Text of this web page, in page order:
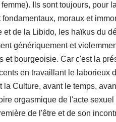
Ils sont toujours, pour
moraux et
et de la Libido, les haïkus du
génériquement et
et bourgeoisie. Car c'est la
en travaillant le laborieux
la Culture, avant le temps,
orgasmique de l'acte
de l'être et de son